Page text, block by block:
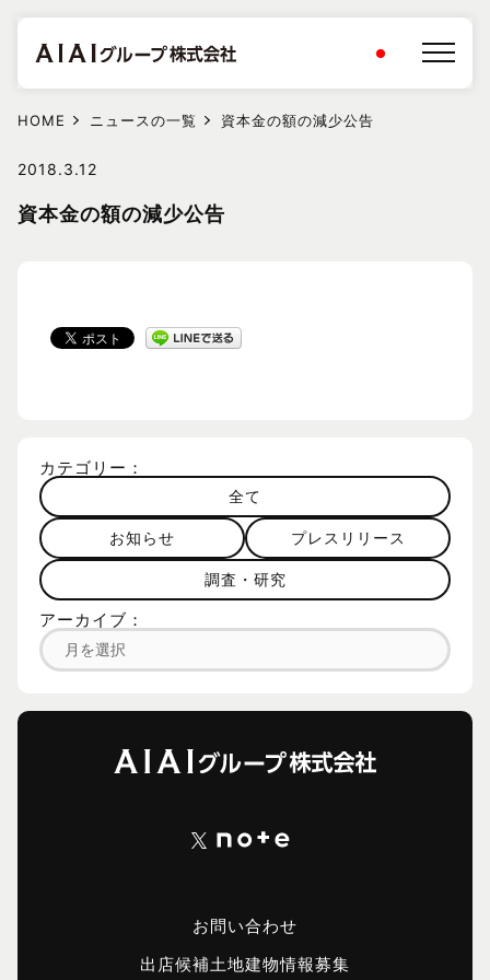
HOME ニュースの一覧 資本金の額の減少公告
2018.3.12
資本金の額の減少公告
カテゴリー：
全て
お知らせ プレスリリース
調査・研究
アーカイブ：
お問い合わせ
出店候補土地建物情報募集